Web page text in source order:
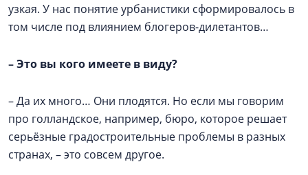
узкая. У нас понятие урбанистики сформировалось в
том числе под влиянием блогеров-дилетантов…
–Это вы кого имеете в виду?
– Да их много… Они плодятся. Но если мы говорим
про голландское, например, бюро, которое решает
серьёзные градостроительные проблемы в разных
странах, – это совсем другое.